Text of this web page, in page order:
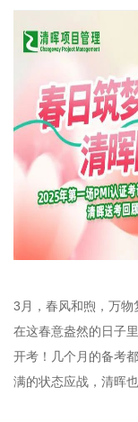
3月，春风和煦，万物
在这春意盎然的日子
开考！几个月的备考
满的状态应战，清晖